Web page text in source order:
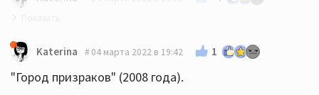
"Семейное ограбление" (2017 года).
Katerina 04 марта 2022 в 19:42 1
"Город призраков" (2008 года).